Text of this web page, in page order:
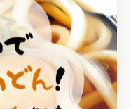
と透明感のある出
独自の優しい食感
風味が魅力です。例
菜や魚介をトッピン
なる旨味が生まれて